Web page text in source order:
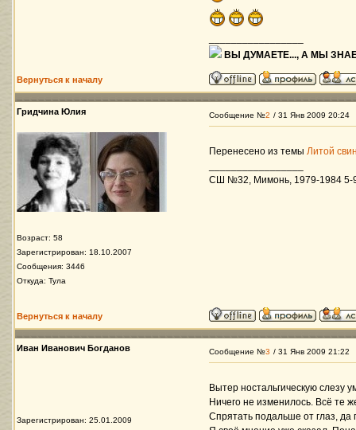
ВЫ ДУМАЕТЕ..., А МЫ
Вернуться к началу
Гридчина Юлия
Возраст: 58
Зарегистрирован: 18.10.2007
Сообщения: 3446
Откуда: Тула
Сообщение №2 / 31 Янв 2009 20:24
Перенесено из темы Литой
СШ №32, Мимонь, 1979-1984 5-9
Вернуться к началу
Иван Иванович Богданов
Зарегистрирован: 25.01.2009
Сообщение №3 / 31 Янв 2009 21:22
Вытер ностальгическую слезу
Ничего не изменилось. Всё те
Спрятать подальше от глаз, да